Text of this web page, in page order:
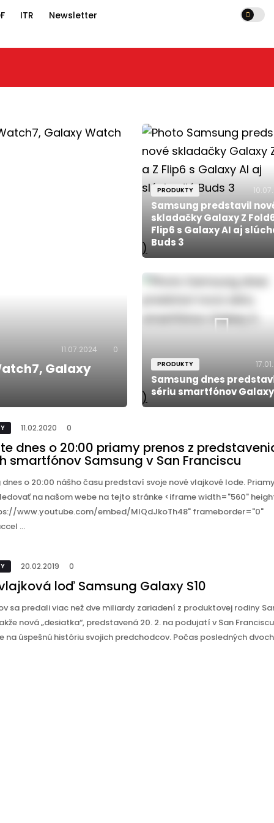
ITR Newsletter
11.07.2024 0
Galaxy
)
PRODUKTY
Samsung predstavil
skladačky Galaxy Z
Flip6 s Galaxy AI aj
Buds 3
)
PRODUKTY
Samsung dnes
sériu smartfónov Galaxy
11.02.2020 0
dnes o 20:00 priamy prenos z
smartfónov Samsung v San Franciscu
dnes o 20:00 nášho času predstaví svoje nové vlajkové lode.
na našom webe na tejto stránke <iframe width="560"
www.youtube.com/embed/MIQdJkoTh48" frameborder="0"
...
20.02.2019 0
loď Samsung Galaxy S10
sa predali viac než dve miliardy zariadení z produktovej rodiny
nová „desiatka“, predstavená 20. 2. na podujatí v San
na úspešnú históriu svojich predchodcov. Počas posledných